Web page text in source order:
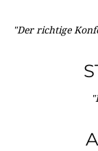
"Der richtige